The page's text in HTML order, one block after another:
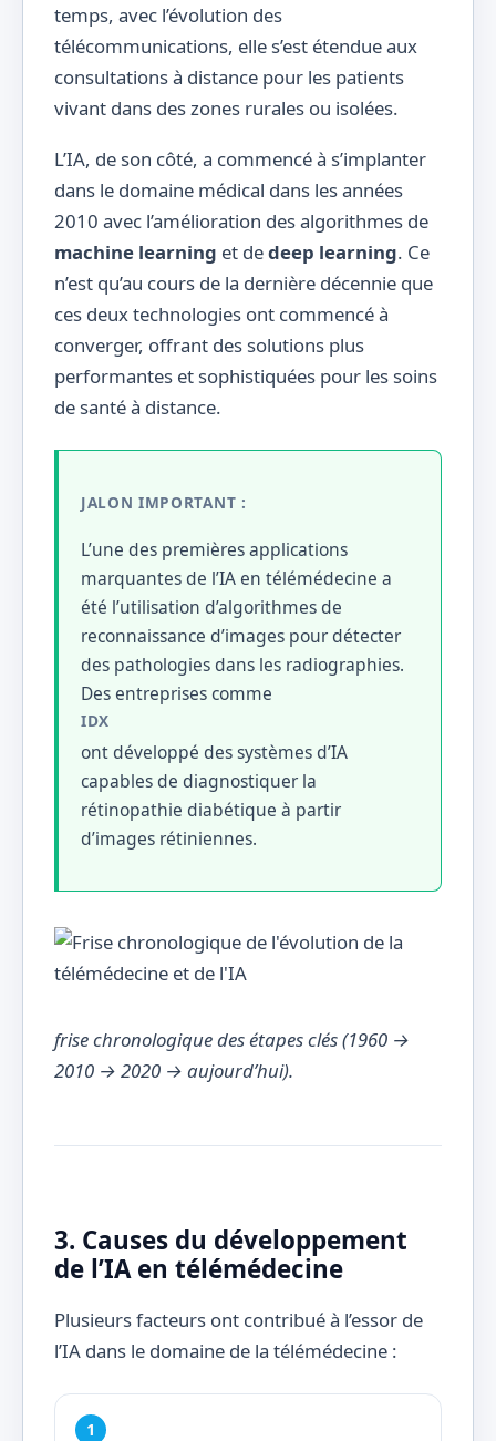
temps, avec l’évolution des
télécommunications, elle s’est étendue aux
consultations à distance pour les patients
vivant dans des zones rurales ou isolées.
L’IA, de son côté, a commencé à s’implanter
dans le domaine médical dans les années
2010 avec l’amélioration des algorithmes de
machine learning et dedeep learning. Ce
n’est qu’au cours de la dernière décennie que
ces deux technologies ont commencé à
converger, offrant des solutions plus
performantes et sophistiquées pour les soins
de santé à distance.
JALON IMPORTANT :
L’une des premières applications
marquantes de l’IA en télémédecine a
été l’utilisation d’algorithmes de
reconnaissance d’images pour détecter
des pathologies dans les radiographies.
Des entreprises comme
IDX
ont développé des systèmes d’IA
capables de diagnostiquer la
rétinopathie diabétique à partir
d’images rétiniennes.
frise chronologique des étapes clés (1960 →
2010 → 2020 → aujourd’hui).
3. Causes du développement
de l’IA en télémédecine
Plusieurs facteurs ont contribué à l’essor de
l’IA dans le domaine de la télémédecine :